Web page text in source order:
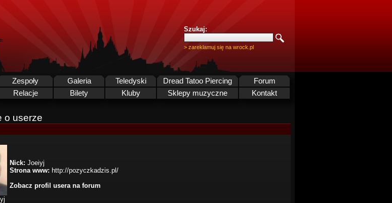
Szukaj:
> zareklamuj się na wrock.pl
Zespoły Galeria Teledyski Dread Tatoo Piercing
Forum
Relacje Bilety Kluby Sklepy muzyczne Kontakt
o userze
Nick: Joeiyj
Strona www: http://pozyczkadzis.pl/
Zobacz profil usera na forum